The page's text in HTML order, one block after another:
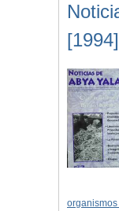
[1994]